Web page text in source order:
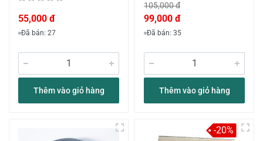
55,000 đ
Đã bán: 27
Thêm vào giỏ hàng
105,000 đ
99,000 đ
Đã bán: 35
Thêm vào giỏ hàng
-20%